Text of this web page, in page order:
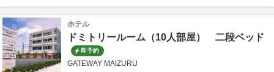
ホテル
ドミトリールーム（10人部屋） 二段ベッド
即予約
GATEWAY MAIZURU